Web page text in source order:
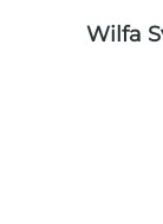
Wilfa